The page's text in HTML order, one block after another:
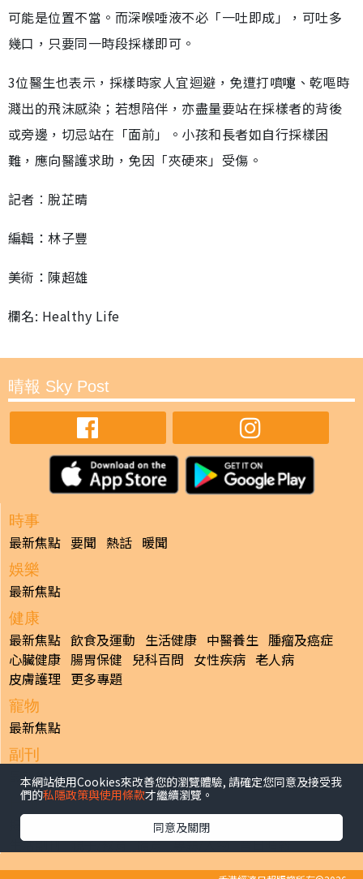
可能是位置不當。而深喉唾液不必「一吐即成」，可吐多
幾口，只要同一時段採樣即可。
3位醫生也表示，採樣時家人宜迴避，免遭打噴嚏、乾嘔時
濺出的飛沫感染；若想陪伴，亦盡量要站在採樣者的背後
或旁邊，切忌站在「面前」。小孩和長者如自行採樣困
難，應向醫護求助，免因「夾硬來」受傷。
記者︰脫芷晴
編輯：林子豐
美術：陳超雄
欄名: Healthy Life
晴報 Sky Post
時事
最新焦點 要聞 熱話 暖聞
娛樂
最新焦點
健康
最新焦點 飲食及運動 生活健康 中醫養生 腫瘤及癌症
心臟健康 腸胃保健 兒科百問 女性疾病 老人病
皮膚護理 更多專題
寵物
最新焦點
副刊
最新焦點
日報
中國/國際
生活副刊 親子/教育 體育 專題/人物 昔日晴報
本網站使用Cookies來改善您的瀏覽體驗, 請確定您同意及接受我
們的私隱政策與使用條款才繼續瀏覽。
同意及關閉